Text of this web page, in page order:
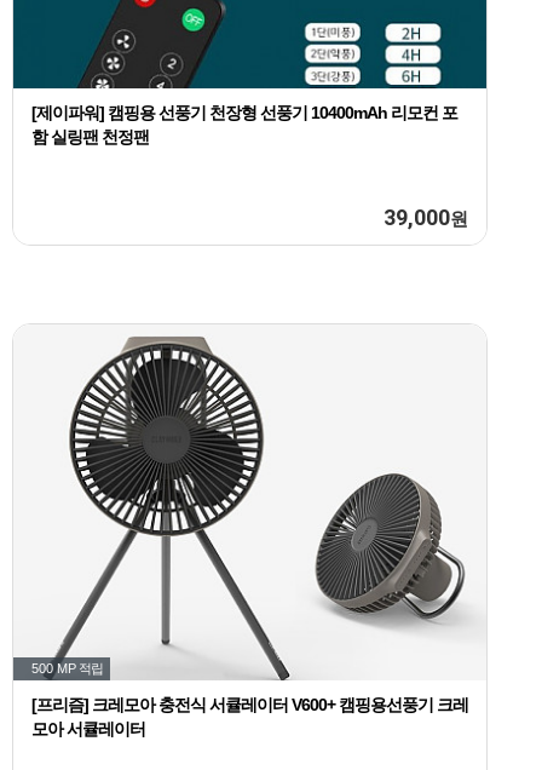
[제이파워] 캠핑용 선풍기 천장형 선풍기 10400mAh 리모컨 포
함 실링팬 천정팬
39,000원
500 MP 적립
[프리즘] 크레모아 충전식 서큘레이터 V600+ 캠핑용선풍기 크레
모아 서큘레이터